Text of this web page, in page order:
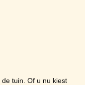
tuin. Of u nu kiest